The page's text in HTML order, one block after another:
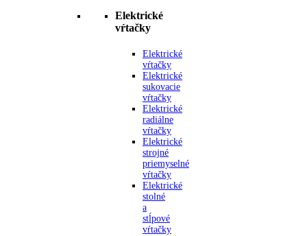
Elektrické
vŕtačky
Elektrické
vŕtačky
Elektrické
sukovacie
vŕtačky
Elektrické
radiálne
vŕtačky
Elektrické
strojné
priemyselné
vŕtačky
Elektrické
stolné
a
stĺpové
vŕtačky